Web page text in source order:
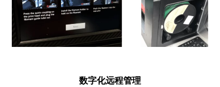
数字化远程管理